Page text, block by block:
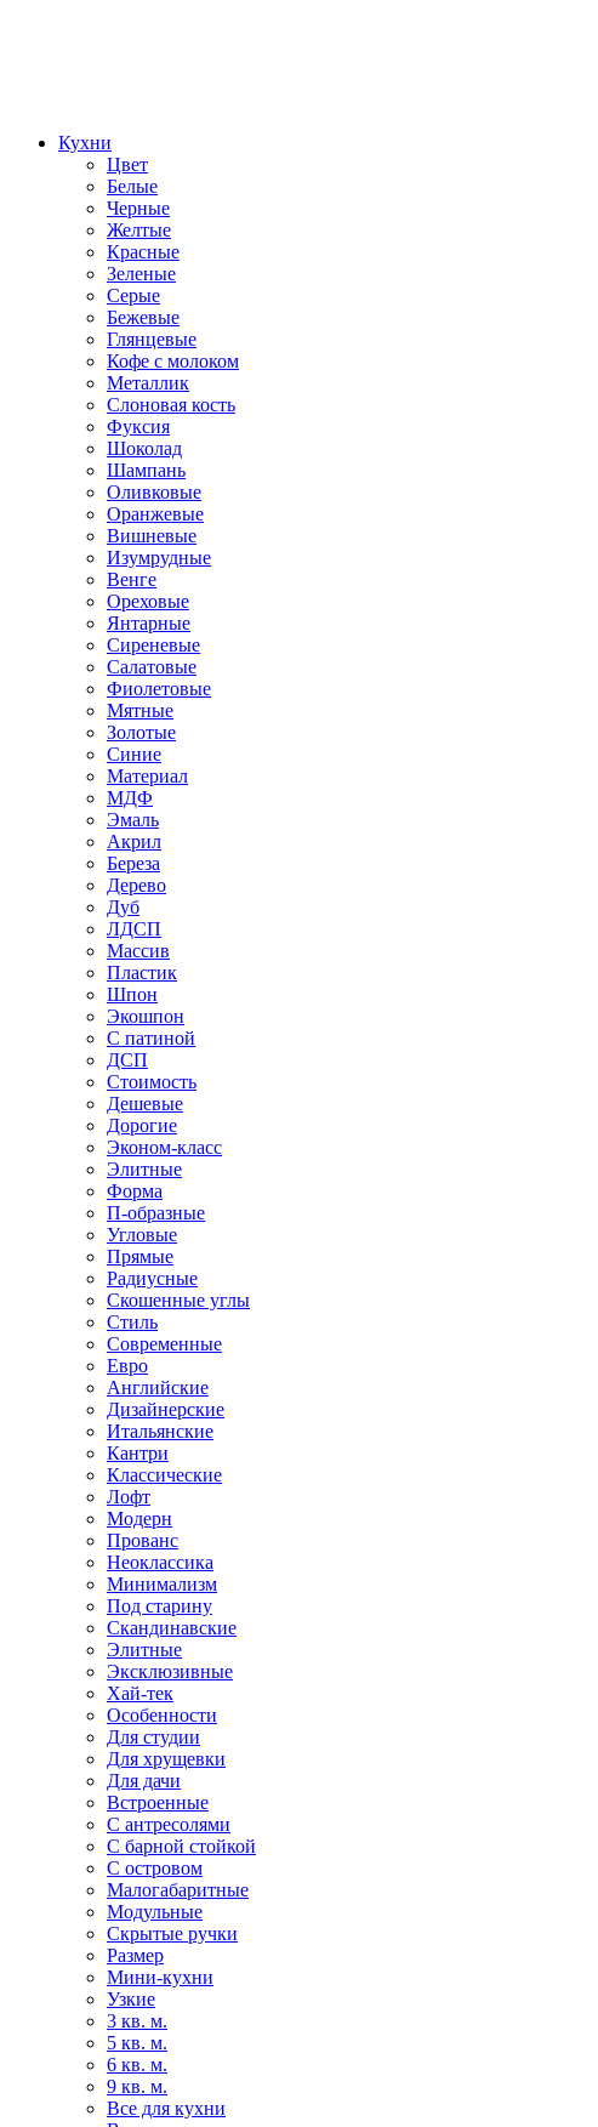
Кухни
Цвет
Белые
Черные
Желтые
Красные
Зеленые
Серые
Бежевые
Глянцевые
Кофе с молоком
Металлик
Слоновая кость
Фуксия
Шоколад
Шампань
Оливковые
Оранжевые
Вишневые
Изумрудные
Венге
Ореховые
Янтарные
Сиреневые
Салатовые
Фиолетовые
Мятные
Золотые
Синие
Материал
МДФ
Эмаль
Акрил
Береза
Дерево
Дуб
ЛДСП
Массив
Пластик
Шпон
Экошпон
С патиной
ДСП
Стоимость
Дешевые
Дорогие
Эконом-класс
Элитные
Форма
П-образные
Угловые
Прямые
Радиусные
Скошенные углы
Стиль
Современные
Евро
Английские
Дизайнерские
Итальянские
Кантри
Классические
Лофт
Модерн
Прованс
Неоклассика
Минимализм
Под старину
Скандинавские
Элитные
Эксклюзивные
Хай-тек
Особенности
Для студии
Для хрущевки
Для дачи
Встроенные
С антресолями
С барной стойкой
С островом
Малогабаритные
Модульные
Скрытые ручки
Размер
Мини-кухни
Узкие
3 кв. м.
5 кв. м.
6 кв. м.
9 кв. м.
Все для кухни